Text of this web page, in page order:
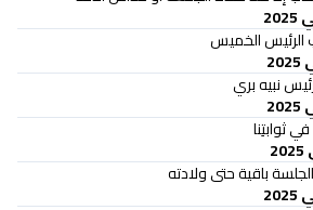
الرئيس الخميس
نبيه بري
ثوابتِنا
باقية حتى ولادته